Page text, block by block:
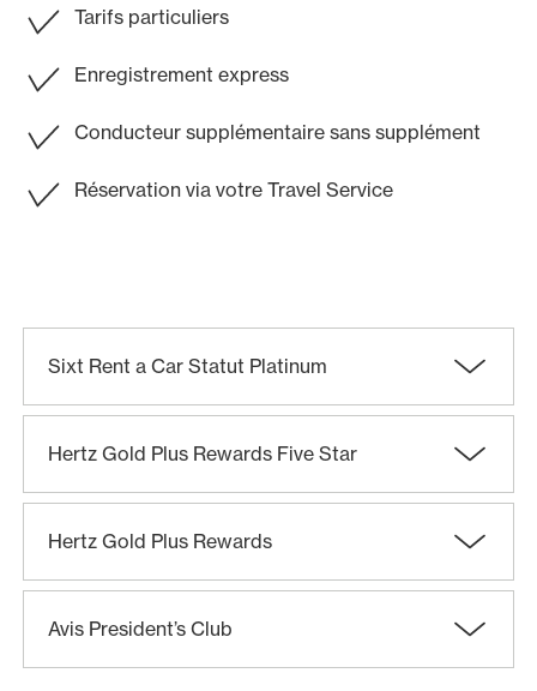
Tarifs particuliers
Enregistrement express
Conducteur supplémentaire sans supplément
Réservation via votre Travel Service
Sixt Rent a Car Statut Platinum
Hertz Gold Plus Rewards Five Star
Hertz Gold Plus Rewards
Avis President’s Club